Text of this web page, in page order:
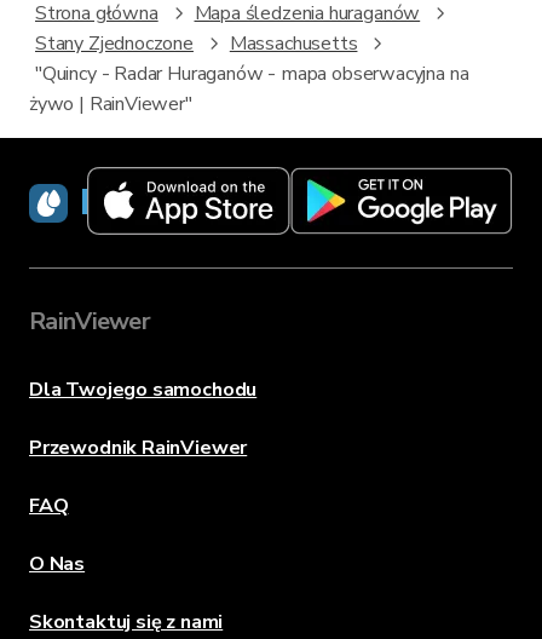
Strona główna
Mapa śledzenia huraganów
Stany Zjednoczone
Massachusetts
"Quincy - Radar Huraganów - mapa obserwacyjna na
żywo | RainViewer"
RainViewer
RainViewer
Dla Twojego samochodu
Przewodnik RainViewer
FAQ
O Nas
Skontaktuj się z nami